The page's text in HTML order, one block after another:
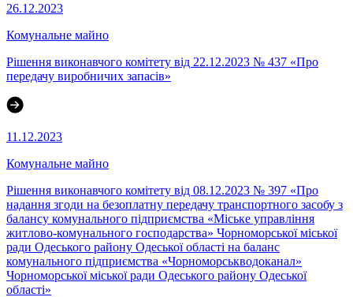
26.12.2023
Комунальне майно
Рішення виконавчого комітету від 22.12.2023 № 437 «Про
передачу виробничих запасів»
11.12.2023
Комунальне майно
Рішення виконавчого комітету від 08.12.2023 № 397 «Про
надання згоди на безоплатну передачу транспортного засобу з
балансу комунального підприємства «Міське управління
житлово-комунального господарства» Чорноморської міської
ради Одеського району Одеської області на баланс
комунального підприємства «Чорноморськводоканал»
Чорноморської міської ради Одеського району Одеської
області»